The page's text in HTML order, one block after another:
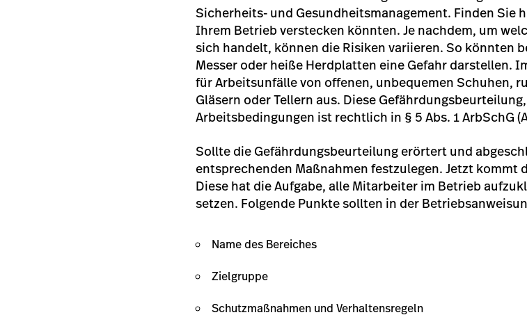
Sicherheits- und Gesundheitsmanagement. Finden Sie
Ihrem Betrieb verstecken könnten. Je nachdem, um
sich handelt, können die Risiken variieren. So könnten
Messer oder heiße Herdplatten eine Gefahr darstellen.
für Arbeitsunfälle von offenen, unbequemen Schuhen,
Gläsern oder Tellern aus. Diese
Arbeitsbedingungen ist rechtlich in § 5 Abs. 1 ArbSchG
Sollte die Gefährdungsbeurteilung erörtert und
entsprechenden Maßnahmen festzulegen. Jetzt kommt
Diese hat die Aufgabe, alle Mitarbeiter im Betrieb
setzen. Folgende Punkte sollten in der
Name des Bereiches
Zielgruppe
Schutzmaßnahmen und Verhaltensregeln